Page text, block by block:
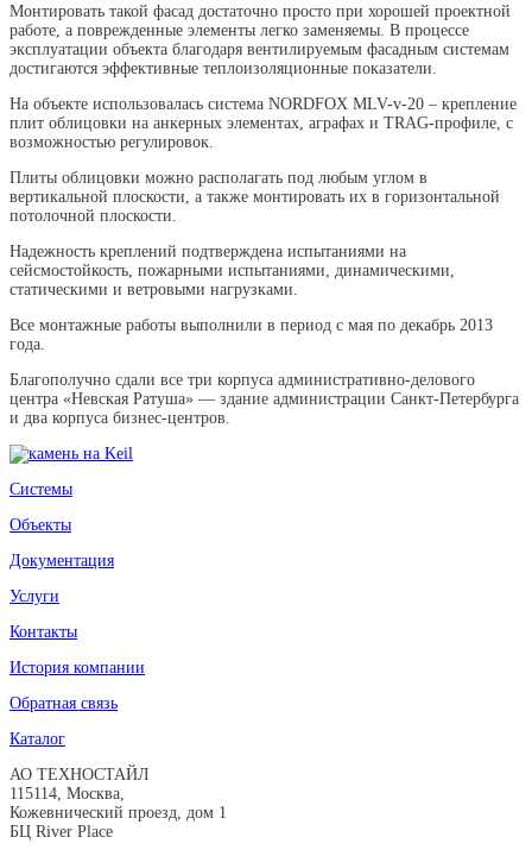
Монтировать такой фасад достаточно просто при хорошей проектной
работе, а поврежденные элементы легко заменяемы. В процессе
эксплуатации объекта благодаря вентилируемым фасадным системам
достигаются эффективные теплоизоляционные показатели.
На объекте использовалась система NORDFOX MLV-v-20 – крепление
плит облицовки на анкерных элементах, аграфах и TRAG-профиле, с
возможностью регулировок.
Плиты облицовки можно располагать под любым углом в
вертикальной плоскости, а также монтировать их в горизонтальной
потолочной плоскости.
Надежность креплений подтверждена испытаниями на
сейсмостойкость, пожарными испытаниями, динамическими,
статическими и ветровыми нагрузками.
Все монтажные работы выполнили в период с мая по декабрь 2013
года.
Благополучно сдали все три корпуса административно-делового
центра «Невская Ратуша» — здание администрации Санкт-Петербурга
и два корпуса бизнес-центров.
Системы
Объекты
Документация
Услуги
Контакты
История компании
Обратная связь
Каталог
АО ТЕХНОСТАЙЛ
115114, Москва,
Кожевнический проезд, дом 1
БЦ River Place